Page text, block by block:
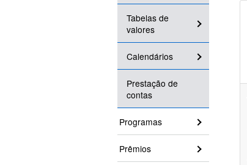
Tabelas de
valores
Calendários
Prestação de
contas
Programas
Prêmios